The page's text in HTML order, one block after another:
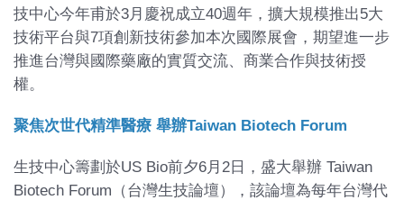
技中心今年甫於3月慶祝成立40週年，擴大規模推出5大
技術平台與7項創新技術參加本次國際展會，期望進一步
推進台灣與國際藥廠的實質交流、商業合作與技術授
權。
聚焦次世代精準醫療 舉辦Taiwan Biotech Forum
生技中心籌劃於US Bio前夕6月2日，盛大舉辦 Taiwan
Biotech Forum（台灣生技論壇），該論壇為每年台灣代